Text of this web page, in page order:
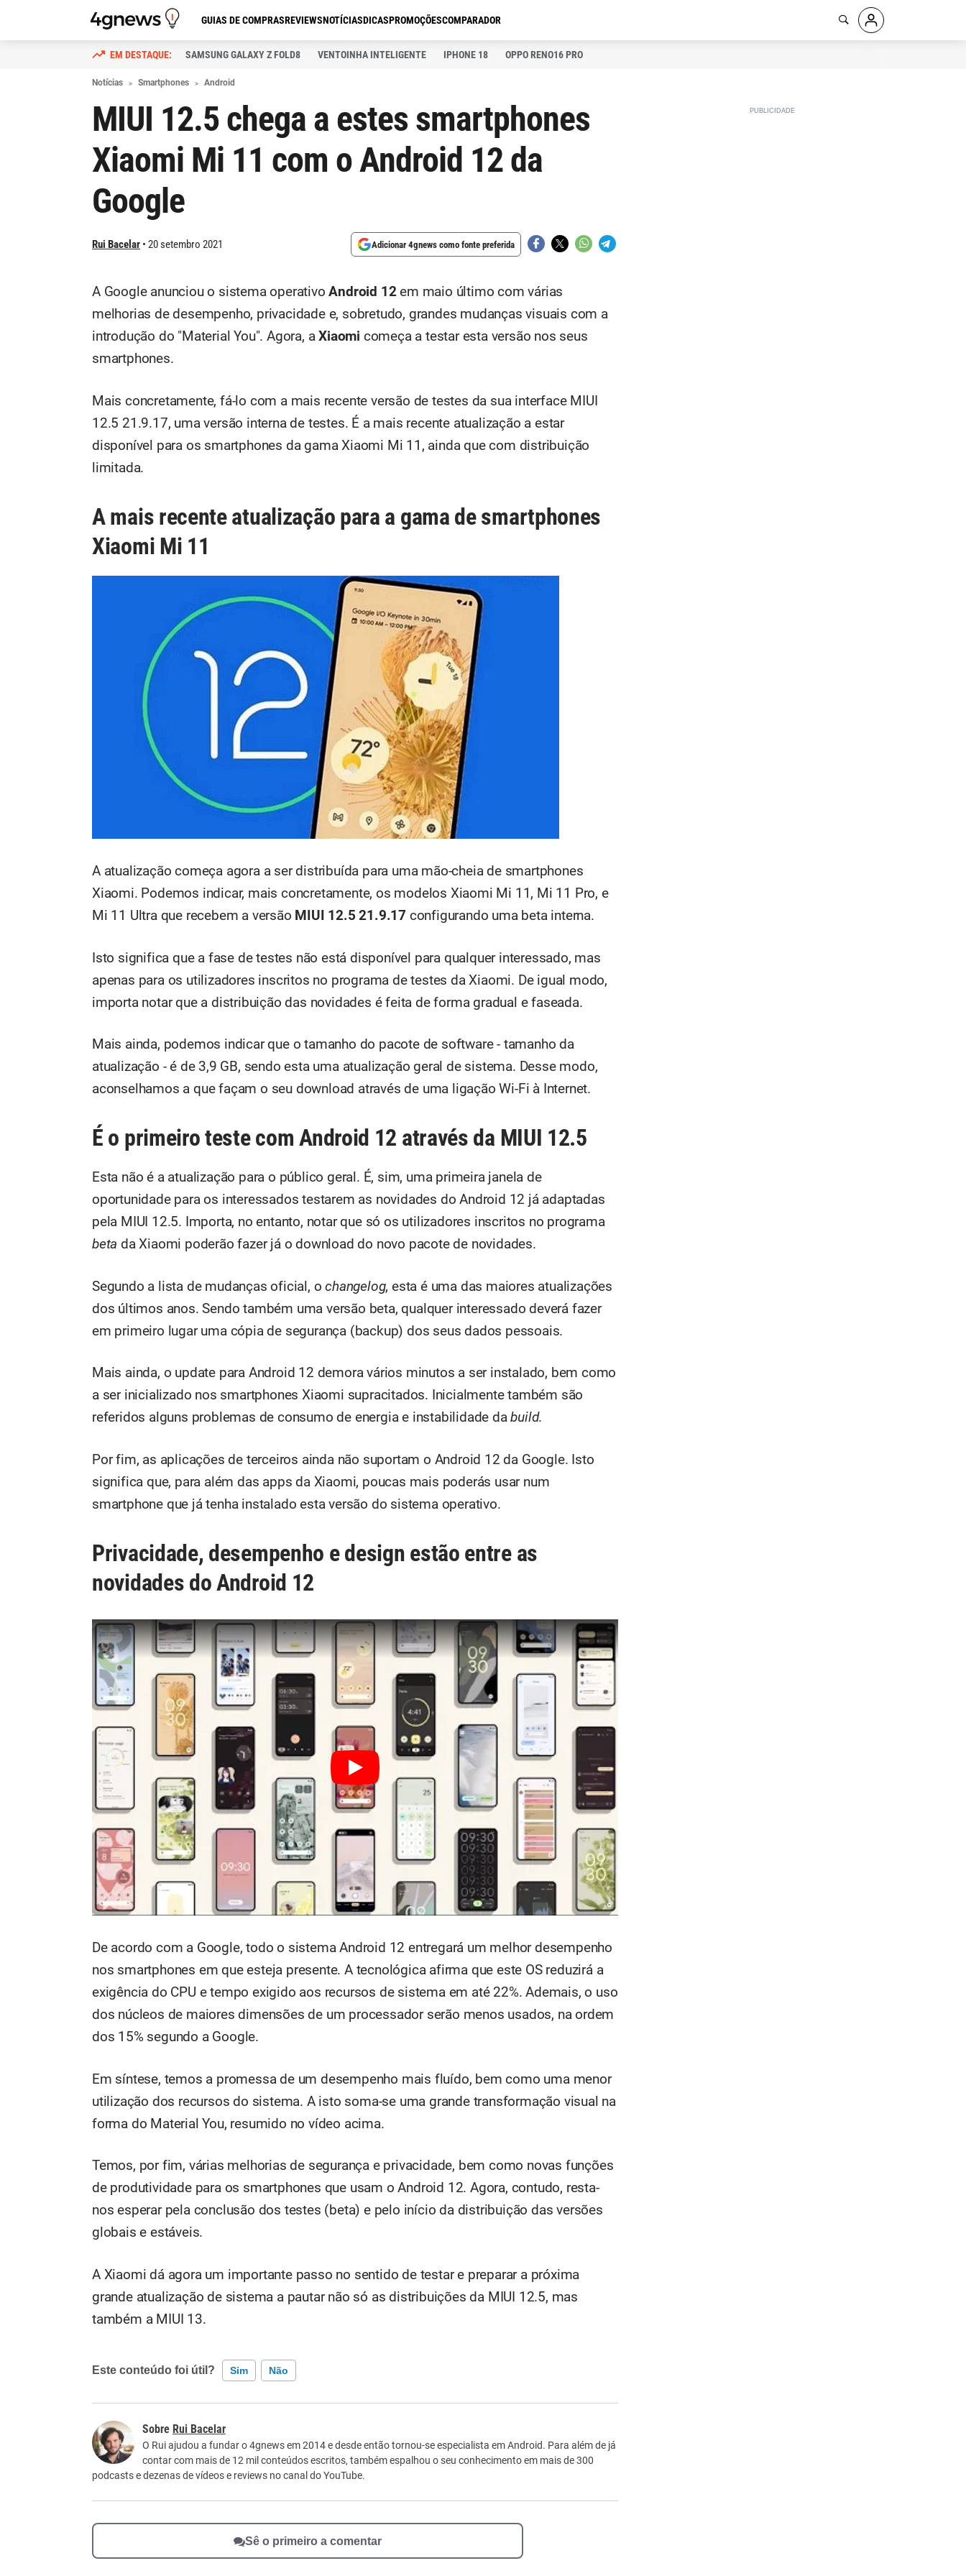
GUIAS DE COMPRASREVIEWSNOTÍCIASDICASPROMOÇÕESCOMPARADOR
SAMSUNG GALAXY Z FOLD8 VENTOINHA INTELIGENTE IPHONE 18 OPPO RENO16 PRO
Notícias Smartphones Android
MIUI 12.5 chega a estes smartphones
Xiaomi Mi 11 com o Android 12 da
Google
Rui Bacelar 20 setembro 2021 Adicionar 4gnews como fonte preferida
A Google anunciou o sistema operativoAndroid 12em maio último com várias
melhorias de desempenho, privacidade e, sobretudo, grandes mudanças visuais com a
introdução do "Material You". Agora, aXiaomi começa a testar esta versão nos seus
smartphones.
Mais concretamente, fá-lo com a mais recente versão de testes da sua interface MIUI
12.5 21.9.17, uma versão interna de testes. É a mais recente atualização a estar
disponível para os smartphones da gama Xiaomi Mi 11, ainda que com distribuição
limitada.
A mais recente atualização para a gama de smartphones
Xiaomi Mi 11
A atualização começa agora a ser distribuída para uma mão-cheia de smartphones
Xiaomi. Podemos indicar, mais concretamente, os modelos Xiaomi Mi 11, Mi 11 Pro, e
Mi 11 Ultra que recebem a versão MIUI 12.5 21.9.17 configurando uma beta interna.
Isto significa que a fase de testes não está disponível para qualquer interessado, mas
apenas para os utilizadores inscritos no programa de testes da Xiaomi. De igual modo,
importa notar que a distribuição das novidades é feita de forma gradual e faseada.
Mais ainda, podemos indicar que o tamanho do pacote de software - tamanho da
atualização - é de 3,9 GB, sendo esta uma atualização geral de sistema. Desse modo,
aconselhamos a que façam o seu download através de uma ligação Wi-Fi à Internet.
É o primeiro teste com Android 12 através da MIUI 12.5
Esta não é a atualização para o público geral. É, sim, uma primeira janela de
oportunidade para os interessados testarem as novidades do Android 12 já adaptadas
pela MIUI 12.5. Importa, no entanto, notar que só os utilizadores inscritos no programa
beta da Xiaomi poderão fazer já o download do novo pacote de novidades.
Segundo a lista de mudanças oficial, ochangelog, esta é uma das maiores atualizações
dos últimos anos. Sendo também uma versão beta, qualquer interessado deverá fazer
em primeiro lugar uma cópia de segurança (backup) dos seus dados pessoais.
Mais ainda, o update para Android 12 demora vários minutos a ser instalado, bem como
a ser inicializado nos smartphones Xiaomi supracitados. Inicialmente também são
referidos alguns problemas de consumo de energia e instabilidade dabuild.
Por fim, as aplicações de terceiros ainda não suportam o Android 12 da Google. Isto
significa que, para além das apps da Xiaomi, poucas mais poderás usar num
smartphone que já tenha instalado esta versão do sistema operativo.
Privacidade, desempenho e design estão entre as
novidades do Android 12
De acordo com a Google, todo o sistema Android 12 entregará um melhor desempenho
nos smartphones em que esteja presente. A tecnológica afirma que este OS reduzirá a
exigência do CPU e tempo exigido aos recursos de sistema em até 22%. Ademais, o uso
dos núcleos de maiores dimensões de um processador serão menos usados, na ordem
dos 15% segundo a Google.
Em síntese, temos a promessa de um desempenho mais fluído, bem como uma menor
utilização dos recursos do sistema. A isto soma-se uma grande transformação visual na
forma do Material You, resumido no vídeo acima.
Temos, por fim, várias melhorias de segurança e privacidade, bem como novas funções
de produtividade para os smartphones que usam o Android 12. Agora, contudo, resta-
nos esperar pela conclusão dos testes (beta) e pelo início da distribuição das versões
globais e estáveis.
A Xiaomi dá agora um importante passo no sentido de testar e preparar a próxima
grande atualização de sistema a pautar não só as distribuições da MIUI 12.5, mas
também a MIUI 13.
Este conteúdo foi útil? Sim Não
Este conteúdo não tem a informação que procuro
Outro
Rui Bacelar
O Rui ajudou a fundar o 4gnews em 2014 e desde então tornou-se especialista em Android. Para além de já
contar com mais de 12 mil conteúdos escritos, também espalhou o seu conhecimento em mais de 300
podcasts e dezenas de vídeos e reviews no canal do YouTube.
Sê o primeiro a comentar